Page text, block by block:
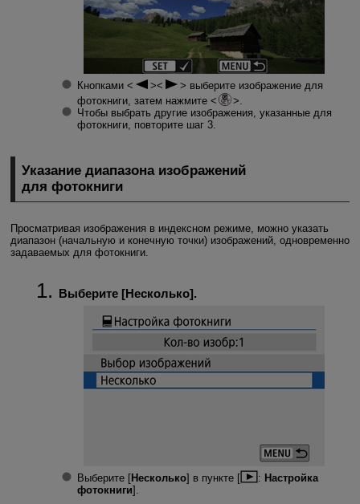
Кнопками
выберите изображение для
фотокниги, затем нажмите
Чтобы выбрать другие изображения, указанные для
фотокниги, повторите шаг 3.
Указание диапазона изображений
для фотокниги
Просматривая изображения в индексном режиме, можно указать
диапазон (начальную и конечную точки) изображений, одновременно
задаваемых для фотокниги.
Выберите [Несколько].
Выберите [Несколько] в пункте [ : Настройка
фотокниги].